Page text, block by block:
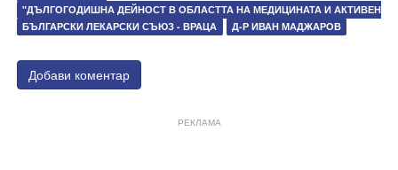
"ДЪЛГОГОДИШНА ДЕЙНОСТ В ОБЛАСТТА НА МЕДИЦИНАТА И АКТИВЕН
БЪЛГАРСКИ ЛЕКАРСКИ СЪЮЗ - ВРАЦА
Д-Р ИВАН МАДЖАРОВ
Добави коментар
РЕКЛАМА